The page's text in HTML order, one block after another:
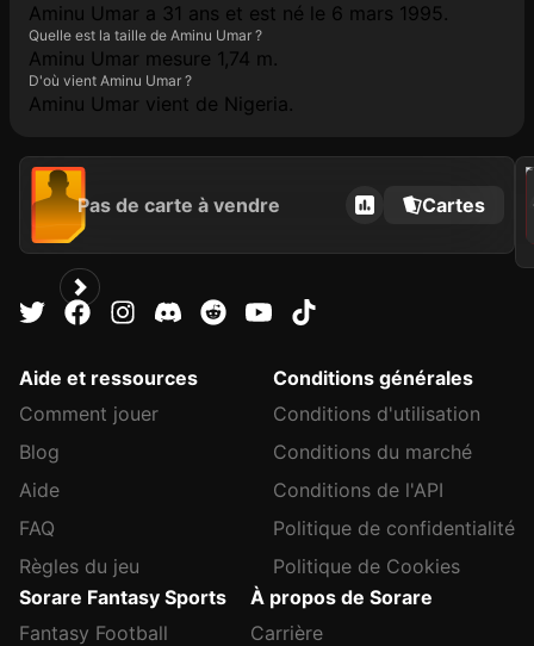
Aminu Umar a 31 ans et est né le 6 mars 1995.
Quelle est la taille de Aminu Umar ?
Aminu Umar mesure 1,74 m.
D'où vient Aminu Umar ?
Aminu Umar vient de Nigeria.
Pas de carte à vendre Cartes
2021
Aide et ressources
Comment jouer
Blog
Aide
FAQ
Règles du jeu
Conditions générales
Conditions d'utilisation
Conditions du marché
Conditions de l'API
Politique de confidentialité
Politique de Cookies
Sorare Fantasy Sports
Fantasy Football
À propos de Sorare
Carrière